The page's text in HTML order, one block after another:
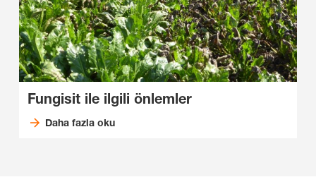
Fungisit ile ilgili önlemler
Daha fazla oku